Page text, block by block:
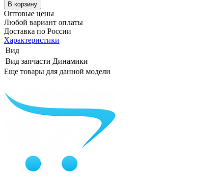
Оптовые цены
Любой вариант оплаты
Доставка по России
Характеристики
Вид
Вид запчасти Динамики
Еще товары для данной модели